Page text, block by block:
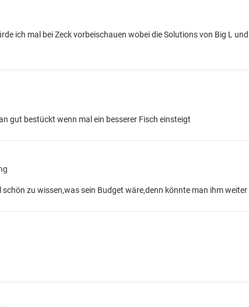
ich mal bei Zeck vorbeischauen wobei die Solutions von Big L
gut bestückt wenn mal ein besserer Fisch einsteigt
schön zu wissen,was sein Budget wäre,denn könnte man ihm weiter